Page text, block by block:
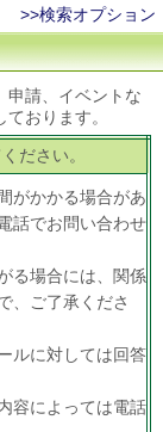
>>検索オプション
申請、イベントな
おります。
ださい。
がかかる場合があ
話でお問い合わせ
る場合には、関係
、ご了承くださ
ルに対しては回答
容によっては電話